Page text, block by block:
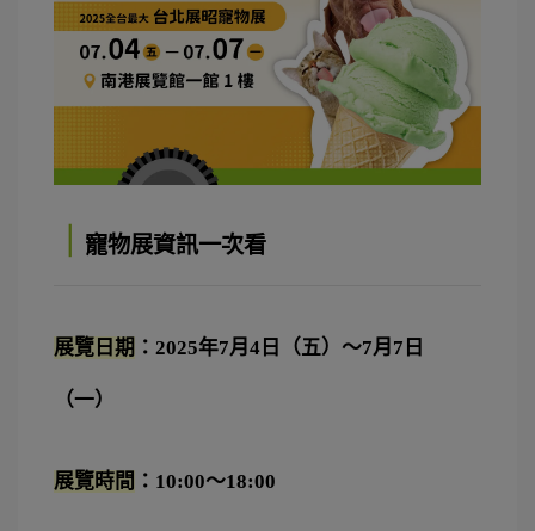
寵物展資訊一次看
展覽日期 ：2025年7月4日（五）～7月7日
（一）
展覽時間 ：10:00～18:00